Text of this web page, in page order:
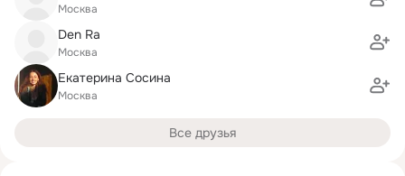
Москва
Den Ra
Москва
Екатерина Сосина
Москва
Все друзья